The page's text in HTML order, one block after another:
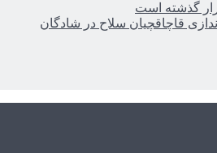
گذشته است
قاچاقچیان سلاح در شادگان